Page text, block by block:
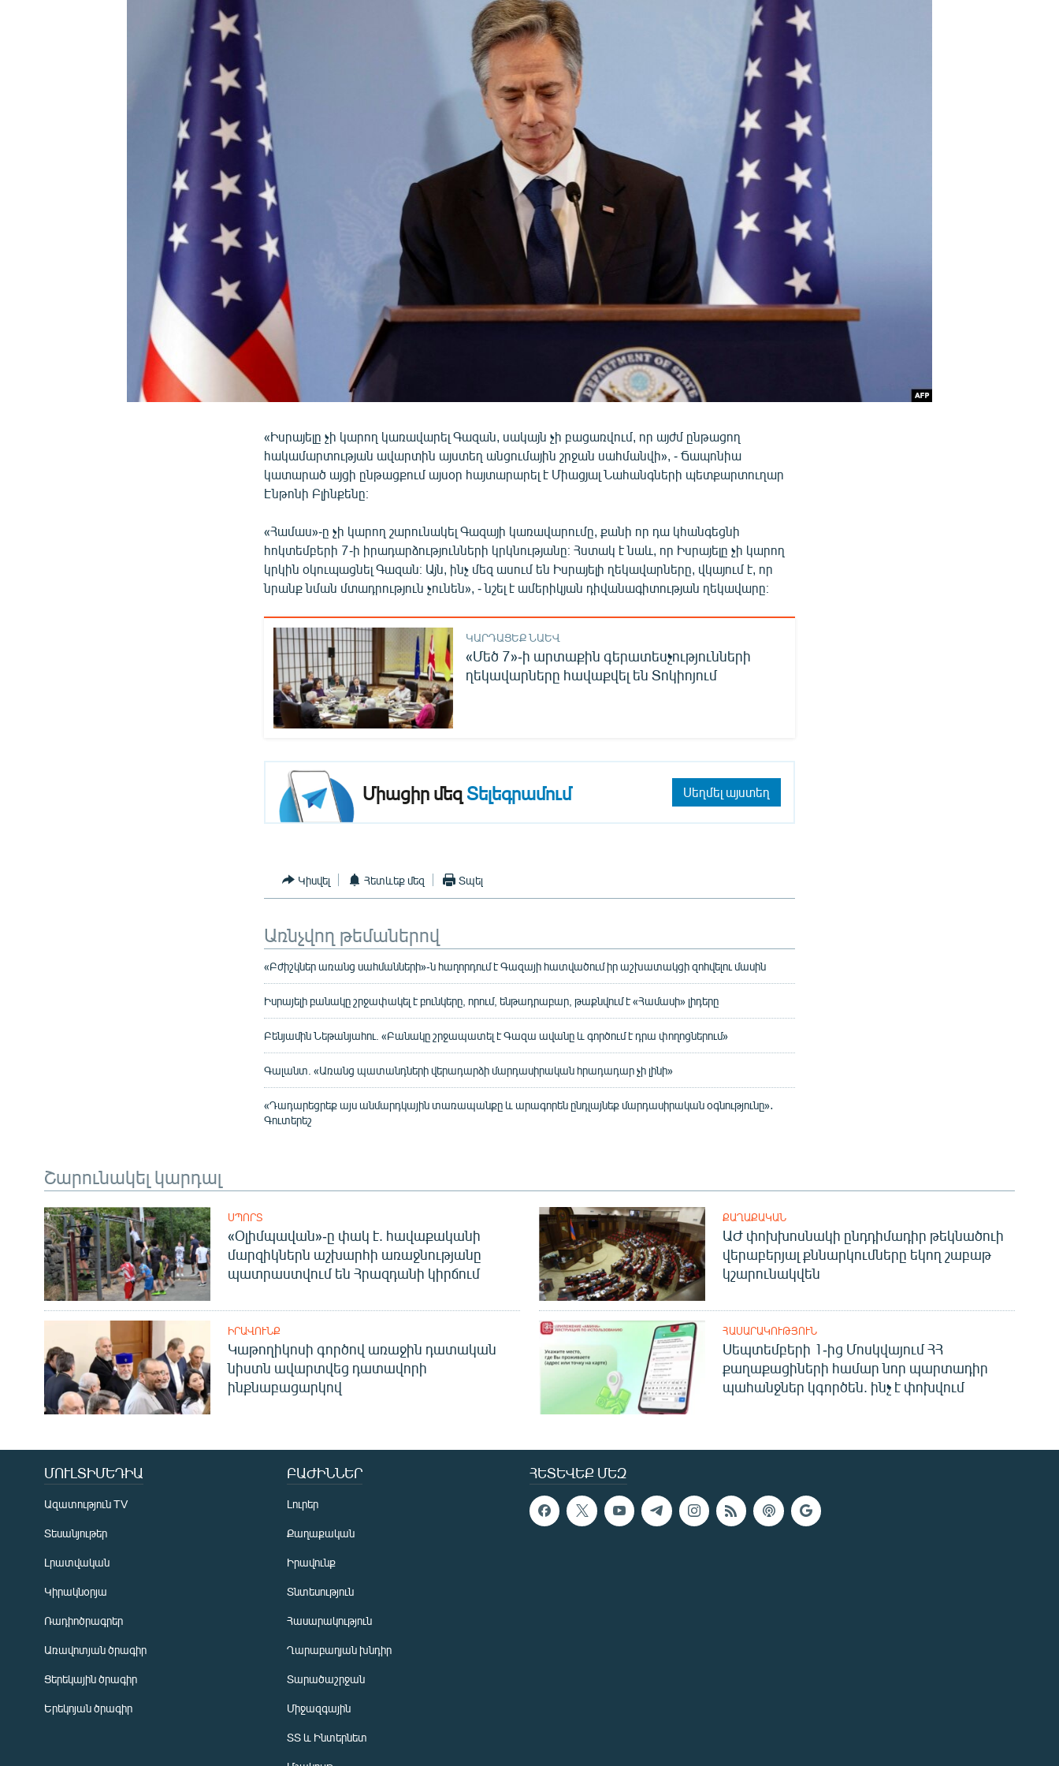
ՁԳՏԵԼՈՎ ԼԱՎԱԳՈՒՅՆԻՆ
«Իսրայելը չի կարող կառավարել Գազան, սակայն չի բացառվում, որ այժմ ընթացող
հակամարտության ավարտին այստեղ անցումային շրջան սահմանվի», - Ճապոնիա
կատարած այցի ընթացքում այսօր հայտարարել է Միացյալ Նահանգների պետքարտուղար
Էնթոնի Բլինքենը։
«Համաս»-ը չի կարող շարունակել Գազայի կառավարումը, քանի որ դա կհանգեցնի
հոկտեմբերի 7-ի իրադարձությունների կրկնությանը։ Հստակ է նաև, որ Իսրայելը չի կարող
կրկին օկուպացնել Գազան։ Այն, ինչ մեզ ասում են Իսրայելի ղեկավարները, վկայում է, որ
նրանք նման մտադրություն չունեն», - նշել է ամերիկյան դիվանագիտության ղեկավարը։
ԿԱՐԴԱՑԵՔ ՆԱԵՎ
«Մեծ 7»-ի արտաքին գերատեսչությունների
ղեկավարները հավաքվել են Տոկիոյում
Միացիր մեզ Տելեգրամում Սեղմել այստեղ
Կիսվել Հետևեք մեզ Տպել
Առնչվող թեմաներով
«Բժիշկներ առանց սահմանների»-ն հաղորդում է Գազայի հատվածում իր աշխատակցի զոհվելու մասին
Իսրայելի բանակը շրջափակել է բունկերը, որում, ենթադրաբար, թաքնվում է «Համասի» լիդերը
Բենյամին Նեթանյահու. «Բանակը շրջապատել է Գազա ավանը և գործում է դրա փողոցներում»
Գալանտ. «Առանց պատանդների վերադարձի մարդասիրական հրադադար չի լինի»
«Դադարեցրեք այս անմարդկային տառապանքը և արագորեն ընդլայնեք մարդասիրական օգնությունը»․
Գուտերեշ
Շարունակել կարդալ
ՍՊՈՐՏ
«Օլիմպավան»-ը փակ է. հավաքականի
մարզիկներն աշխարհի առաջնությանը
պատրաստվում են Հրազդանի կիրճում
ՔԱՂԱՔԱԿԱՆ
ԱԺ փոխխոսնակի ընդդիմադիր թեկնածուի
վերաբերյալ քննարկումները եկող շաբաթ
կշարունակվեն
ԻՐԱՎՈՒՆՔ
Կաթողիկոսի գործով առաջին դատական
նիստն ավարտվեց դատավորի
ինքնաբացարկով
ՀԱՍԱՐԱԿՈՒԹՅՈՒՆ
Սեպտեմբերի 1-ից Մոսկվայում ՀՀ
քաղաքացիների համար նոր պարտադիր
պահանջներ կգործեն. ինչ է փոխվում
ՀԵՏԵՎԵՔ ՄԵԶ
ՄՈՒԼՏԻՄԵԴԻԱ
Ազատություն TV
Տեսանյութեր
Լրատվական
Կիրակնօրյա
Ռադիոծրագրեր
Առավոտյան ծրագիր
Ցերեկային ծրագիր
Երեկոյան ծրագիր
ԲԱԺԻՆՆԵՐ
Լուրեր
Քաղաքական
Իրավունք
Տնտեսություն
Հասարակություն
Ղարաբաղյան խնդիր
Տարածաշրջան
Միջազգային
ՏՏ և Ինտերնետ